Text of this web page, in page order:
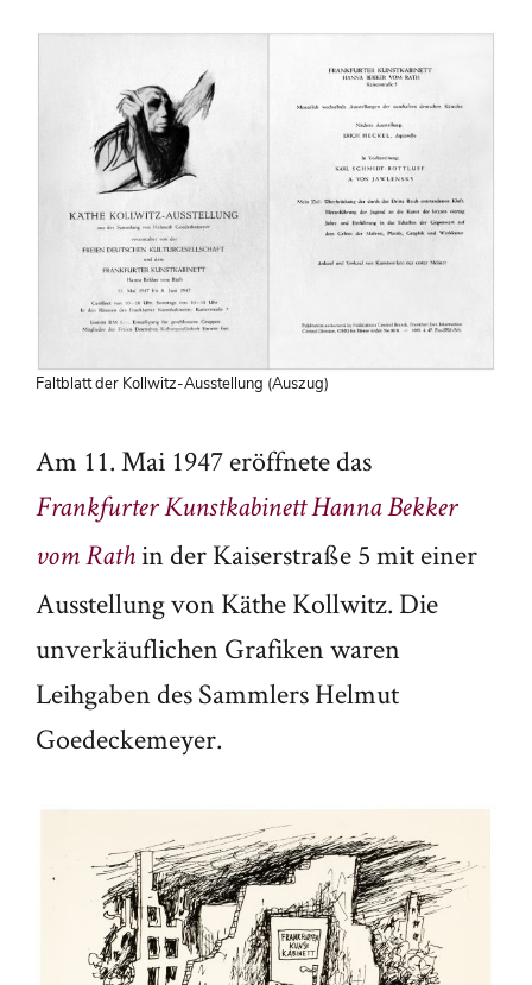
Faltblatt der Kollwitz-Ausstellung (Auszug)
Am 11. Mai 1947 eröffnete das
Frankfurter Kunstkabinett Hanna Bekker
vom Rath in der Kaiserstraße 5 mit einer
Ausstellung von Käthe Kollwitz. Die
unverkäuflichen Grafiken waren
Leihgaben des Sammlers Helmut
Goedeckemeyer.